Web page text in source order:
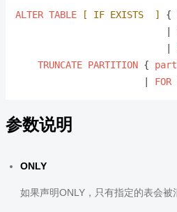
ALTER TABLE [ IF EXISTS  ] {
                           |
                           |
TRUNCATE PARTITION {
                       |
FOR
参数说明
ONLY
如果声明ONLY，只有指定的表会被